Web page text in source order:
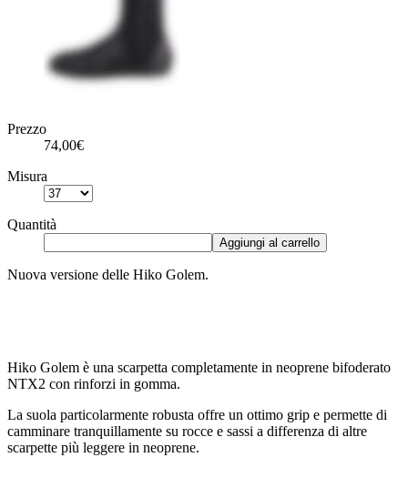
Prezzo
74,00€
Misura
Quantità
Aggiungi al carrello
Nuova versione delle Hiko Golem.
Hiko Golem è una scarpetta completamente in neoprene bifoderato
NTX2 con rinforzi in gomma.
La suola particolarmente robusta offre un ottimo grip e permette di
camminare tranquillamente su rocce e sassi a differenza di altre
scarpette più leggere in neoprene.